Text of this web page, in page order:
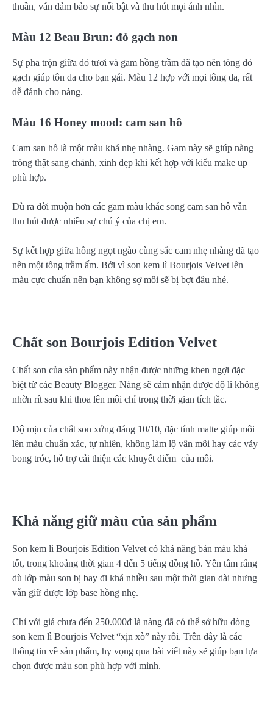
thuần, vẫn đảm bảo sự nổi bật và thu hút mọi ánh nhìn.
Màu 12 Beau Brun: đỏ gạch non
Sự pha trộn giữa đỏ tươi và gam hồng trầm đã tạo nên tông đỏ
gạch giúp tôn da cho bạn gái. Màu 12 hợp với mọi tông da, rất
dễ đánh cho nàng.
Màu 16 Honey mood: cam san hô
Cam san hô là một màu khá nhẹ nhàng. Gam này sẽ giúp nàng
trông thật sang chảnh, xinh đẹp khi kết hợp với kiểu make up
phù hợp.
Dù ra đời muộn hơn các gam màu khác song cam san hô vẫn
thu hút được nhiều sự chú ý của chị em.
Sự kết hợp giữa hồng ngọt ngào cùng sắc cam nhẹ nhàng đã tạo
nên một tông trầm ấm. Bởi vì son kem lì Bourjois Velvet lên
màu cực chuẩn nên bạn không sợ môi sẽ bị bợt đâu nhé.
Chất son Bourjois Edition Velvet
Chất son của sản phẩm này nhận được những khen ngợi đặc
biệt từ các Beauty Blogger. Nàng sẽ cảm nhận được độ lì không
nhờn rít sau khi thoa lên môi chỉ trong thời gian tích tắc.
Độ mịn của chất son xứng đáng 10/10, đặc tính matte giúp môi
lên màu chuẩn xác, tự nhiên, không làm lộ vân môi hay các vảy
bong tróc, hỗ trợ cải thiện các khuyết điểm của môi.
Khả năng giữ màu của sản phẩm
Son kem lì Bourjois Edition Velvet có khả năng bán màu khá
tốt, trong khoảng thời gian 4 đến 5 tiếng đồng hồ. Yên tâm rằng
dù lớp màu son bị bay đi khá nhiều sau một thời gian dài nhưng
vẫn giữ được lớp base hồng nhẹ.
Chỉ với giá chưa đến 250.000đ là nàng đã có thể sở hữu dòng
son kem lì Bourjois Velvet “xịn xò” này rồi. Trên đây là các
thông tin về sản phẩm, hy vọng qua bài viết này sẽ giúp bạn lựa
chọn được màu son phù hợp với mình.